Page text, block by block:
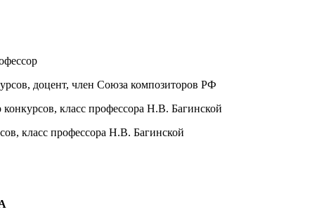
доцент, член Союза композиторов РФ
класс профессора Н.В. Багинской
класс профессора Н.В. Багинской